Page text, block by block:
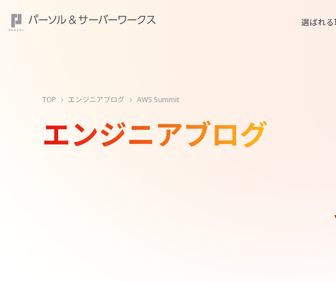
選ばれる
TOP エンジニアブログ AWS Summit
エンジニアブログ